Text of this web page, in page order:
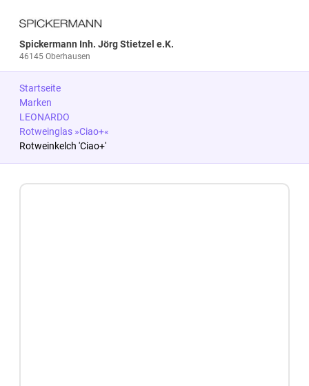
Spickermann Inh. Jörg Stietzel e.K.
46145 Oberhausen
Startseite
Marken
LEONARDO
Rotweinglas »Ciao+«
Rotweinkelch 'Ciao+'